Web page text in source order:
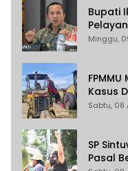
Bupati
Minggu,
Kasus
Sabtu, 08
SP
Pasal